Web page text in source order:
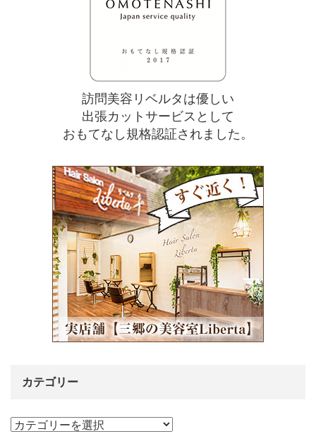
訪問美容リベルタは優しい
出張カットサービスとして
おもてなし規格認証されました。
カテゴリー
カ